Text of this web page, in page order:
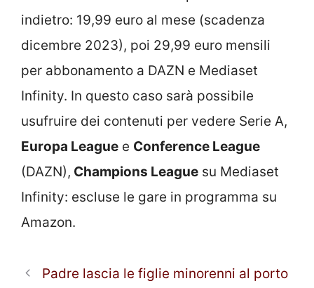
indietro: 19,99 euro al mese (scadenza
dicembre 2023), poi 29,99 euro mensili
per abbonamento a DAZN e Mediaset
Infinity. In questo caso sarà possibile
usufruire dei contenuti per vedere Serie A,
Europa League e Conference League
(DAZN), Champions League su Mediaset
Infinity: escluse le gare in programma su
Amazon.
Padre lascia le figlie minorenni al porto